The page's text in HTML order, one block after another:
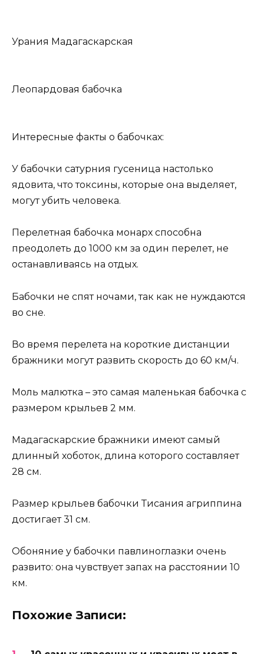
Урания Мадагаскарская
Леопардовая бабочка
Интересные факты о бабочках:
У бабочки сатурния гусеница настолько
ядовита, что токсины, которые она выделяет,
могут убить человека.
Перелетная бабочка монарх способна
преодолеть до 1000 км за один перелет, не
останавливаясь на отдых.
Бабочки не спят ночами, так как не нуждаются
во сне.
Во время перелета на короткие дистанции
бражники могут развить скорость до 60 км/ч.
Моль малютка – это самая маленькая бабочка с
размером крыльев 2 мм.
Мадагаскарские бражники имеют самый
длинный хоботок, длина которого составляет
28 см.
Размер крыльев бабочки Тисания агриппина
достигает 31 см.
Обоняние у бабочки павлиноглазки очень
развито: она чувствует запах на расстоянии 10
км.
Похожие Записи: